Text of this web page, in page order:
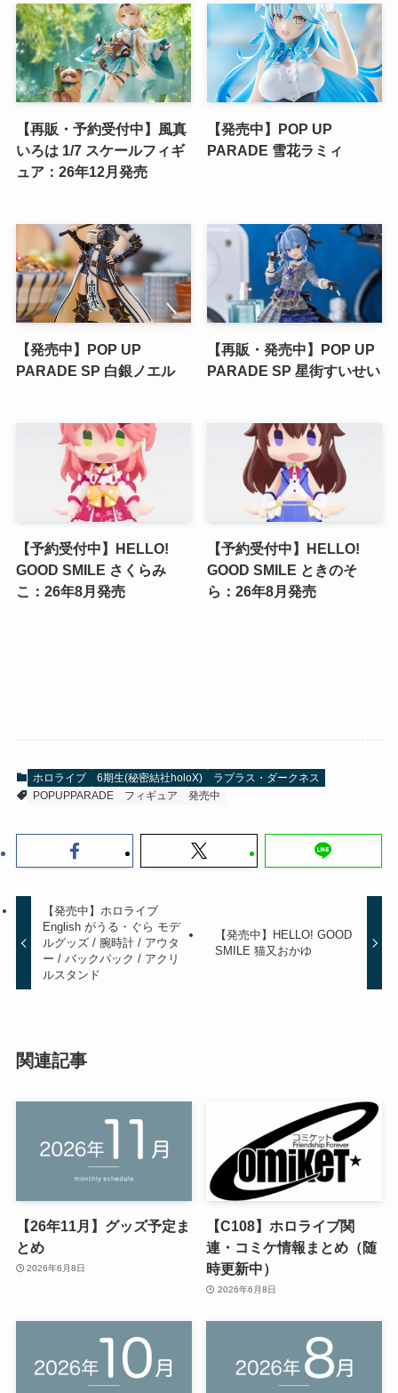
【再販・予約受付中】風真
いろは 1/7 スケールフィギ
ュア：26年12月発売
【発売中】POP UP
PARADE 雪花ラミィ
【発売中】POP UP
PARADE SP 白銀ノエル
【再販・発売中】POP UP
PARADE SP 星街すいせい
【予約受付中】HELLO!
GOOD SMILE さくらみ
こ：26年8月発売
【予約受付中】HELLO!
GOOD SMILE ときのそ
ら：26年8月発売
ホロライブ 6期生(秘密結社holoX)
ラプラス・ダークネス
POPUPPARADE
フィギュア 発売中
【発売中】ホロライブ
English がうる・ぐら モデ
ルグッズ / 腕時計 / アウタ
ー / バックパック / アクリ
ルスタンド
【発売中】HELLO! GOOD
SMILE 猫又おかゆ
関連記事
【26年11月】グッズ予定ま
とめ
2026年6月8日
【C108】ホロライブ関
連・コミケ情報まとめ（随
時更新中）
2026年6月8日